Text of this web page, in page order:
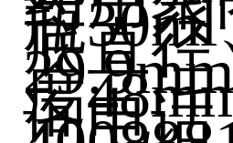
瓶
底直径
度
询电话